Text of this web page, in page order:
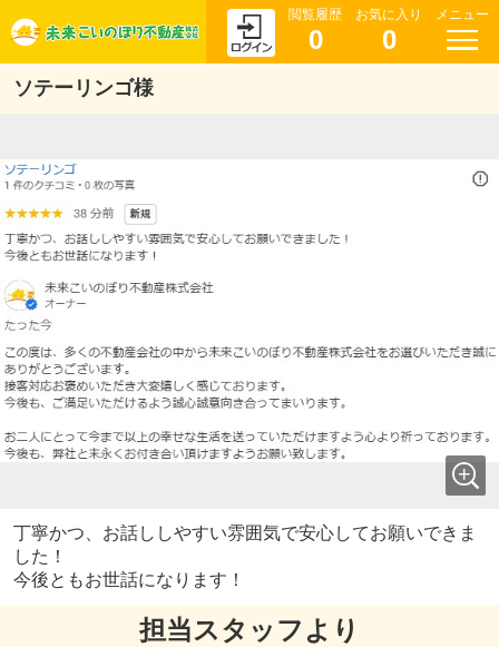
閲覧履歴
0
お気に入り
0
メニュー
ソテーリンゴ様
丁寧かつ、お話ししやすい雰囲気で安心してお願いできま
した！
今後ともお世話になります！
担当スタッフより